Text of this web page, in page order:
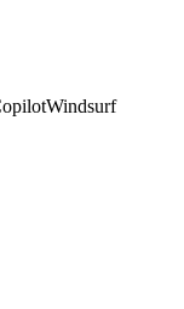
Windsurf